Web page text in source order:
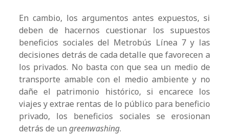
En cambio, los argumentos antes expuestos, si
deben de hacernos cuestionar los supuestos
beneficios sociales del Metrobús Línea 7 y las
decisiones detrás de cada detalle que favorecen a
los privados. No basta con que sea un medio de
transporte amable con el medio ambiente y no
dañe el patrimonio histórico, si encarece los
viajes y extrae rentas de lo público para beneficio
privado, los beneficios sociales se erosionan
detrás de ungreenwashing.